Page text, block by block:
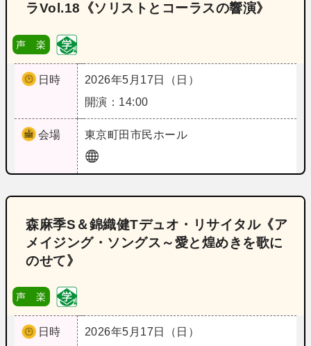
ラVol.18《ソリストとコーラスの響演》
声 楽
日時
2026年5月17日（日）
開演：14:00
会場 東京町田市民ホール
森麻季S＆錦織健Tデュオ・リサイタル《ア
メイジング・ソングス～愛と煌めきを歌に
のせて》
声 楽
日時
2026年5月17日（日）